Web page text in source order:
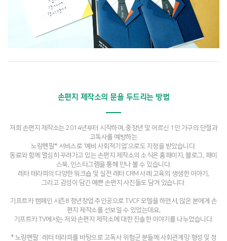
손편지 제작소의 문을 두드리는 방법
저희 손편지 제작소는 2014년부터 시작하여, 중장년 및 어르신 1인 가구의 단절과
고독사를 예방하는
노랑펜팔* 서비스로 ‘예비 사회적기업’으로도 지정을 받았습니다.
동료와 함께 열심히 꾸려가고 있는 손편지 제작소의 소식은 홈페이지, 블로그, 페이
스북, 인스타그램을 통해 만나 볼 수 있습니다.
레터 테라피의 다양한 워크숍 및 실전 레터 CRM 사례 고육의 생생한 이야기,
그리고 감성이 담긴 예쁜 손편지 사진들도 담겨 있습니다.
기프트카 캠페인 시즌8 청년창업 주인공으로 TVCF 모델을 하면서, 많은 분에게 손
편지 제작소를 선보일 수 있었는데요,
기프트카 TV에서는 저와 손편지 제작소에 대한 진솔한 이야기를 나누었습니다.
* 노랑펜팔 : 레터 테라피를 바탕으로 고독사 위험군 분들께 사회관계망 형성 및 정